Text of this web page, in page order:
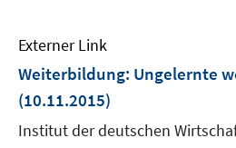
Externer Link
Weiterbildung: Ungelernte
(10.11.2015)
Institut der deutschen